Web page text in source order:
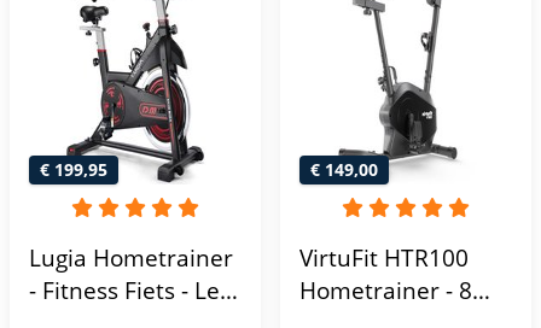
€ 199,95
Lugia Hometrainer
- Fitness Fiets - Led
€ 149,00
VirtuFit HTR100
Hometrainer - 8